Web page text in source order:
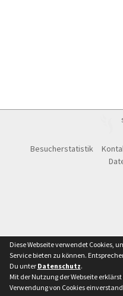
Besucherstatistik
Diese Webseite verwendet Cookies,
Service bieten zu können.
Du unter Datenschutz.
Mit der Nutzung der Webseite
Verwendung von Cookies